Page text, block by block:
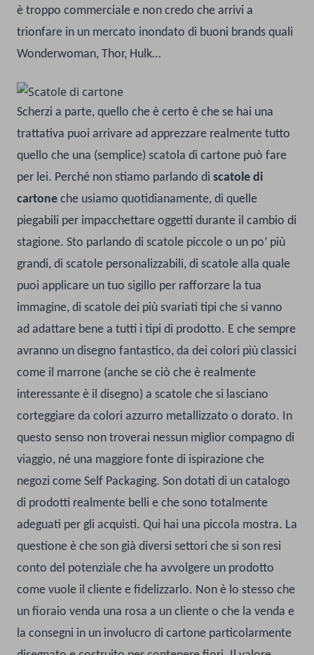
è troppo commerciale e non credo che arrivi a
trionfare in un mercato inondato di buoni brands quali
Wonderwoman, Thor, Hulk…
Scherzi a parte, quello che è certo è che se hai una
trattativa puoi arrivare ad apprezzare realmente tutto
quello che una (semplice) scatola di cartone può fare
per lei. Perché non stiamo parlando di scatole di
cartone che usiamo quotidianamente, di quelle
piegabili per impacchettare oggetti durante il cambio di
stagione. Sto parlando di scatole piccole o un po’ più
grandi, di scatole personalizzabili, di scatole alla quale
puoi applicare un tuo sigillo per rafforzare la tua
immagine, di scatole dei più svariati tipi che si vanno
ad adattare bene a tutti i tipi di prodotto. E che sempre
avranno un disegno fantastico, da dei colori più classici
come il marrone (anche se ciò che è realmente
interessante è il disegno) a scatole che si lasciano
corteggiare da colori azzurro metallizzato o dorato. In
questo senso non troverai nessun miglior compagno di
viaggio, né una maggiore fonte di ispirazione che
negozi come Self Packaging. Son dotati di un catalogo
di prodotti realmente belli e che sono totalmente
adeguati per gli acquisti. Qui hai una piccola mostra. La
questione è che son già diversi settori che si son resi
conto del potenziale che ha avvolgere un prodotto
come vuole il cliente e fidelizzarlo. Non è lo stesso che
un fioraio venda una rosa a un cliente o che la venda e
la consegni in un involucro di cartone particolarmente